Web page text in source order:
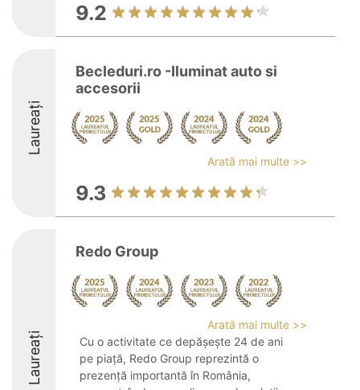
9.2
Laureați
Becleduri.ro -Iluminat auto si
accesorii
Arată mai multe >>
9.3
Laureați
Redo Group
Arată mai multe >>
Cu o activitate ce depășește 24 de ani
pe piață, Redo Group reprezintă o
prezență importantă în România,